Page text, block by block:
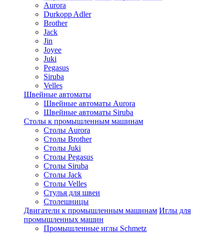
Aurora
Durkopp Adler
Brother
Jack
Jin
Joyee
Juki
Pegasus
Siruba
Velles
Швейные автоматы
Швейные автоматы Aurora
Швейные автоматы Siruba
Столы к промышленным машинам
Столы Aurora
Столы Brother
Столы Juki
Столы Pegasus
Столы Siruba
Столы Jack
Столы Velles
Стулья для швеи
Столешницы
Двигатели к промышленным машинам Иглы для
промышленных машин
Промышленные иглы Schmetz